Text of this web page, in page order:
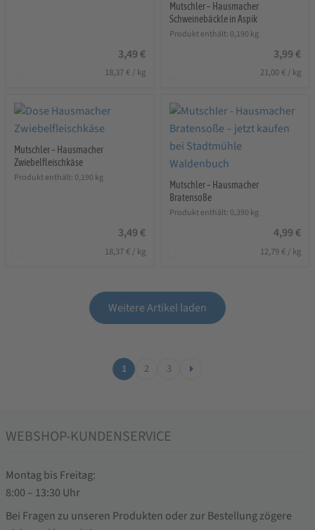
3,49 €
18,37 € / kg
Mutschler – Hausmacher
Schweinebäckle in Aspik
Produkt enthält: 0,190 kg
3,99 €
21,00 €/ kg
Mutschler – Hausmacher
Zwiebelfleischkäse
Produkt enthält: 0,190 kg
3,49 €
18,37 € / kg
Mutschler – Hausmacher
Bratensoße
Produkt enthält: 0,390 kg
4,99 €
12,79 €/ kg
Weitere Artikel laden
1 2 3
WEBSHOP-KUNDENSERVICE
Montag bis Freitag:
8:00 – 13:30 Uhr
Bei Fragen zu unseren Produkten oder zur Bestellung zögere